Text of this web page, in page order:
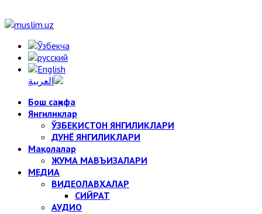
Бош саҳифа
Янгиликлар
ЎЗБЕКИСТОН ЯНГИЛИКЛАРИ
ДУНЁ ЯНГИЛИКЛАРИ
Мақолалар
ЖУМА МАВЪИЗАЛАРИ
МЕДИА
ВИДЕОЛАВҲАЛАР
СИЙРАТ
АУДИО